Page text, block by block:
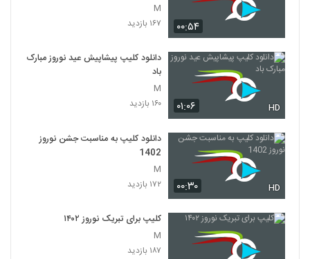
۰۰:۵۴
M
۱۶۷ بازدید
۰۱:۰۶ HD
دانلود کلیپ پیشاپیش عید نوروز مبارک
باد
M
۱۶۰ بازدید
۰۰:۳۰ HD
دانلود کلیپ به مناسبت جشن نوروز
1402
M
۱۷۲ بازدید
کلیپ برای تبریک نوروز ۱۴۰۲
M
۱۸۷ بازدید